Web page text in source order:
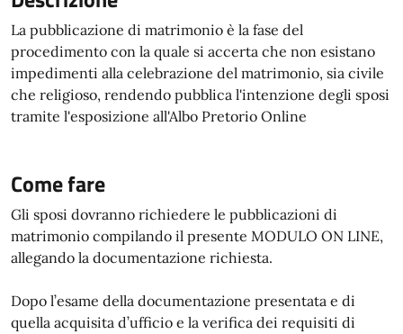
La pubblicazione di matrimonio è la fase del
procedimento con la quale si accerta che non esistano
impedimenti alla celebrazione del matrimonio, sia civile
che religioso, rendendo pubblica l'intenzione degli sposi
tramite l'esposizione all'Albo Pretorio Online
Come fare
Gli sposi dovranno richiedere le pubblicazioni di
matrimonio compilando il presente MODULO ON LINE,
allegando la documentazione richiesta.
Dopo l’esame della documentazione presentata e di
quella acquisita d’ufficio e la verifica dei requisiti di